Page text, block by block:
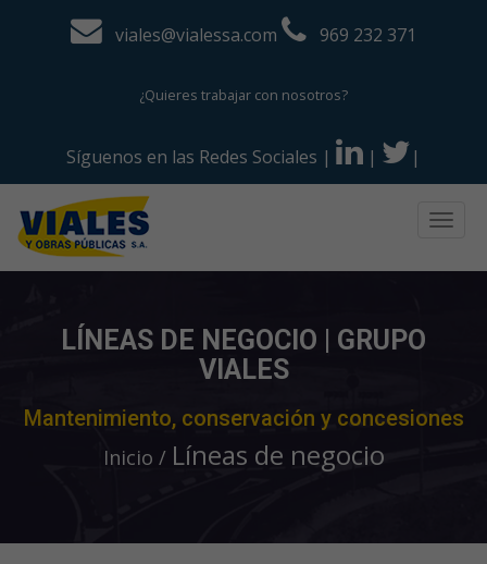
viales@vialessa.com 969 232 371
¿Quieres trabajar con nosotros?
Síguenos en las Redes Sociales | | |
LÍNEAS DE NEGOCIO | GRUPO
VIALES
Mantenimiento, conservación y concesiones
Inicio
Líneas de negocio